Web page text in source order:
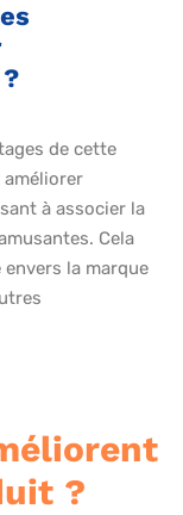
de cette
à associer la
Cela
la marque
?